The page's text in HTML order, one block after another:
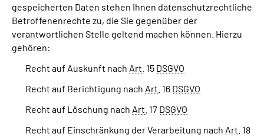
gespeicherten Daten stehen Ihnen datenschutzrechtliche
Betroffenenrechte zu, die Sie gegenüber der
verantwortlichen Stelle geltend machen können. Hierzu
gehören:
Recht auf Auskunft nach Art. 15 DSGVO
Recht auf Berichtigung nach Art. 16 DSGVO
Recht auf Löschung nach Art. 17 DSGVO
Recht auf Einschränkung der Verarbeitung nach Art. 18